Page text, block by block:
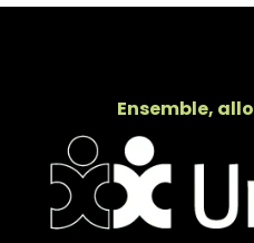
Ensemble,